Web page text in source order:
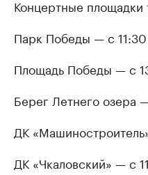
Концертные площадки
Парк Победы — с
Площадь Победы — с
Берег Летнего озера
ДК
ДК «Чкаловский» — с